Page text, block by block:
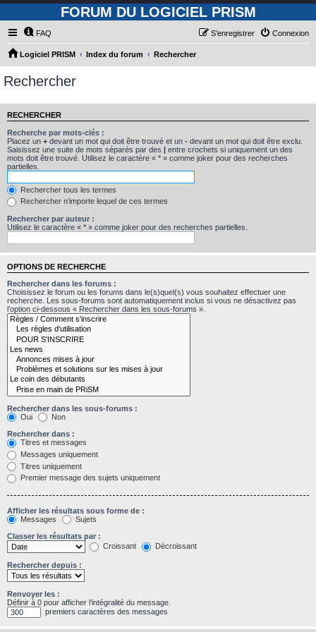
FORUM DU LOGICIEL PRISM
FAQ Connexion
S’enregistrer
Logiciel PRISM Index du forum Rechercher
Rechercher
RECHERCHER
Recherche par mots-clés :
Placez un + devant un mot qui doit être trouvé et un - devant un mot qui doit être exclu.
Saisissez une suite de mots séparés par des | entre crochets si uniquement un des
mots doit être trouvé. Utilisez le caractère « * » comme joker pour des recherches
partielles.
Rechercher tous les termes
Rechercher n’importe lequel de ces termes
Rechercher par auteur :
Utilisez le caractère « * » comme joker pour des recherches partielles.
OPTIONS DE RECHERCHE
Rechercher dans les forums :
Choisissez le forum ou les forums dans le(s)quel(s) vous souhaitez effectuer une
recherche. Les sous-forums sont automatiquement inclus si vous ne désactivez pas
l’option ci-dessous « Rechercher dans les sous-forums ».
Rechercher dans les sous-forums :
Oui
Non
Rechercher dans :
Titres et messages
Messages uniquement
Titres uniquement
Premier message des sujets uniquement
Afficher les résultats sous forme de :
Messages
Sujets
Classer les résultats par :
Croissant
Décroissant
Rechercher depuis :
Renvoyer les :
Définir à 0 pour afficher l’intégralité du message.
premiers caractères des messages